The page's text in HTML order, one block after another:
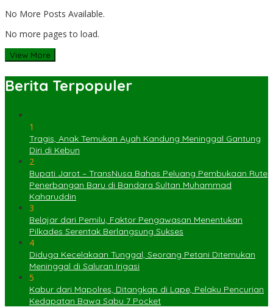
No More Posts Available.
No more pages to load.
View More
Berita Terpopuler
1
Tragis, Anak Temukan Ayah Kandung Meninggal Gantung
Diri di Kebun
2
Bupati Jarot – TransNusa Bahas Peluang Pembukaan Rute
Penerbangan Baru di Bandara Sultan Muhammad
Kaharuddin
3
Belajar dari Pemilu, Faktor Pengawasan Menentukan
Pilkades Serentak Berlangsung Sukses
4
Diduga Kecelakaan Tunggal, Seorang Petani Ditemukan
Meninggal di Saluran Irigasi
5
Kabur dari Mapolres, Ditangkap di Lape, Pelaku Pencurian
Kedapatan Bawa Sabu 7 Pocket